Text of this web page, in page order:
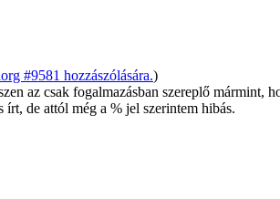
#9581 hozzászólására.)
az csak fogalmazásban szereplő
de attól még a % jel szerintem hibás.